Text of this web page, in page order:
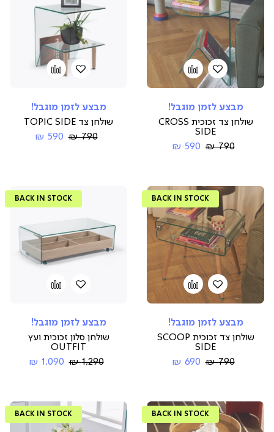
הוספה
למועדפים
Add
to
מבצע לזמן מוגבל!
שולחן צד זכוכית CROSS
SIDE
החל590 ₪
Regular790 ₪
הוספהAdd
מבצע לזמן מוגבל!
שולחן צד TOPIC SIDE
החל590 ₪
Regular790 ₪
הוספה
למועדפים
Add
to
BACK IN STOCK
מבצע לזמן מוגבל!
שולחן צד זכוכית SCOOP
SIDE
החל690 ₪
Regular790 ₪
הוספהAdd
BACK IN STOCK
מבצע לזמן מוגבל!
שולחן סלון זכוכית ועץ
OUTFIT
החל1,090 ₪Regular1,290 ₪
BACK IN STOCK
BACK IN STOCK